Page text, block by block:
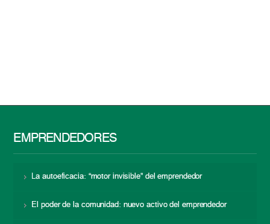
EMPRENDEDORES
La autoeficacia: “motor invisible” del emprendedor
El poder de la comunidad: nuevo activo del emprendedor